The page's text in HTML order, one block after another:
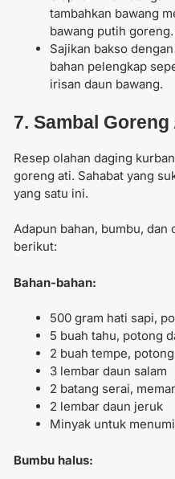
tambahkan bawang
bawang putih
Sajikan bakso
bahan pelengkap
irisan daun bawang.
7. Sambal Goreng
Resep olahan daging
goreng ati. Sahabat yang
yang satu ini.
Adapun bahan, bumbu, dan
berikut:
Bahan-bahan:
500 gram hati sapi,
5 buah tahu, potong
2 buah tempe,
3 lembar daun salam
2 batang serai,
2 lembar daun jeruk
Minyak untuk
Bumbu halus: